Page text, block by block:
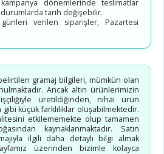
kampanya dönemlerinde teslimatlar
tarih değişebilir.
verilen siparişler, Pazartesi
gramaj bilgileri, mümkün olan
Ancak altın ürünlerimizin
üretildiğinden, nihai ürün
gibi küçük farklılıklar oluşabilmektedir.
etkilememekte olup tamamen
kaynaklanmaktadır. Satın
ilgili daha detaylı bilgi almak
üzerinden bizimle kolayca